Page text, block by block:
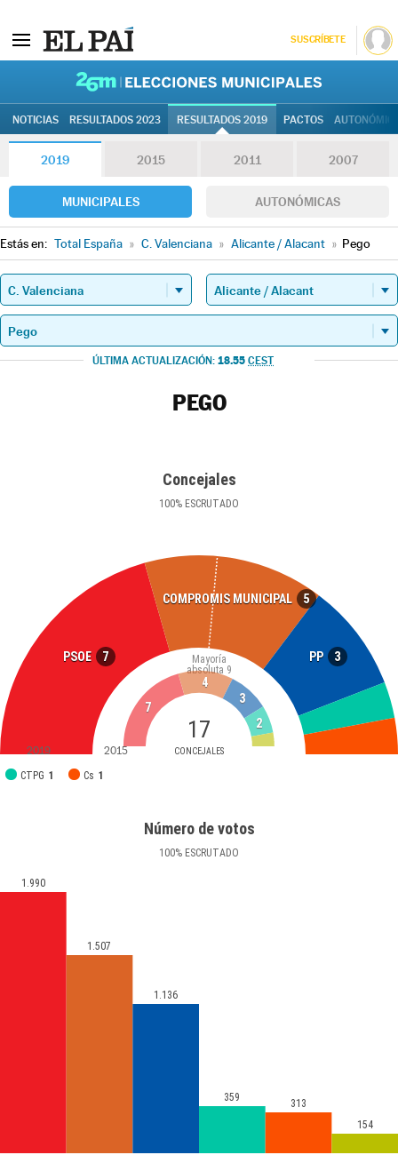
SUSCRÍBETE
NOTICIAS RESULTADOS 2023 RESULTADOS 2019 PACTOS
2019 2015 2011 2007
MUNICIPALES AUTONÓMICAS
Estás en: Total España » C. Valenciana » Alicante / Alacant » Pego
ÚLTIMA ACTUALIZACIÓN: 18.55 CEST
PEGO
Concejales
100% ESCRUTADO
PSOE 7
COMPROMIS MUNICIPAL 5
PP 3
17
CONCEJALES
Mayoría
absoluta 9
CTPG 1 Cs 1
7
4
3
2
2019 2015
Número de votos
100% ESCRUTADO
1.990
1.507
1.136
359
313
154